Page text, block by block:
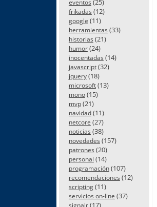
eventos (25)
frikadas (12)
google (11)
herramientas (33)
historias (21)
humor(24)
inocentadas (14)
javascript(32)
jquery(18)
microsoft(13)
mono(15)
mvp(21)
navidad(11)
netcore (27)
noticias (38)
novedades (157)
patrones (20)
personal (14)
programación(107)
recomendaciones (12)
scripting(11)
servicios on-line (37)
signalr(17)